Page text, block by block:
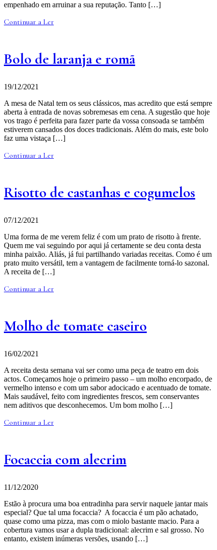
empenhado em arruinar a sua reputação. Tanto […]
Continuar a Ler
Bolo de laranja e romã
19/12/2021
A mesa de Natal tem os seus clássicos, mas acredito que está sempre
aberta à entrada de novas sobremesas em cena. A sugestão que hoje
vos trago é perfeita para fazer parte da vossa consoada se também
estiverem cansados dos doces tradicionais. Além do mais, este bolo
faz uma vistaça […]
Continuar a Ler
Risotto de castanhas e cogumelos
07/12/2021
Uma forma de me verem feliz é com um prato de risotto à frente.
Quem me vai seguindo por aqui já certamente se deu conta desta
minha paixão. Aliás, já fui partilhando variadas receitas. Como é um
prato muito versátil, tem a vantagem de facilmente torná-lo sazonal.
A receita de […]
Continuar a Ler
Molho de tomate caseiro
16/02/2021
A receita desta semana vai ser como uma peça de teatro em dois
actos. Começamos hoje o primeiro passo – um molho encorpado, de
vermelho intenso e com um sabor adocicado e acentuado de tomate.
Mais saudável, feito com ingredientes frescos, sem conservantes
nem aditivos que desconhecemos. Um bom molho […]
Continuar a Ler
Focaccia com alecrim
11/12/2020
Estão à procura uma boa entradinha para servir naquele jantar mais
especial? Que tal uma focaccia? A focaccia é um pão achatado,
quase como uma pizza, mas com o miolo bastante macio. Para a
cobertura vamos usar a dupla tradicional: alecrim e sal grosso. No
entanto, existem inúmeras versões, usando […]